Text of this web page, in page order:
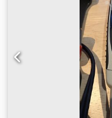
good; only minimal
operational Features:
for use in
cleaning electronic
✅ High Suction Power:
motor and excellent
Durable: The Delfin
operation in industrial
Application: Ideal for